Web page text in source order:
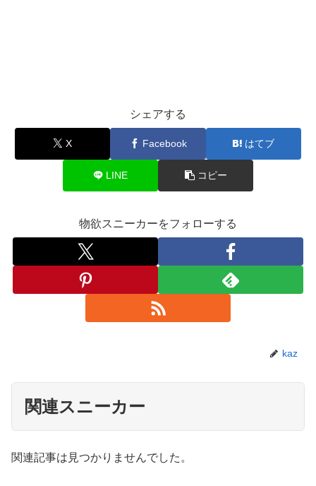
シェアする
X Facebook はてブ
LINE コピー
物欲スニーカーをフォローする
kaz
関連スニーカー
関連記事は見つかりませんでした。